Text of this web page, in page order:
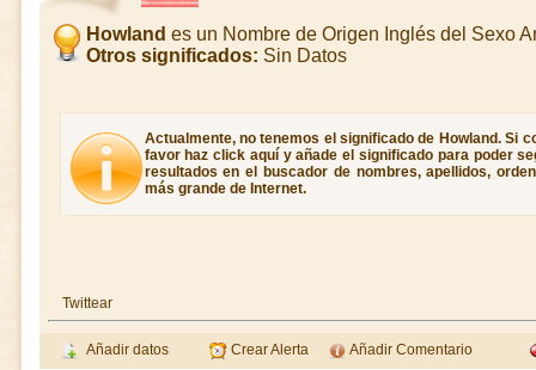
Howland es un Nombre de Origen Inglés del Sexo
Otros significados: Sin Datos
Actualmente, no tenemos el significado de Howland. Si
favor haz click aquí y añade el significado para poder
resultados en el buscador de nombres, apellidos,
más grande de Internet.
Twittear
Añadir datos Crear Alerta Añadir Comentario